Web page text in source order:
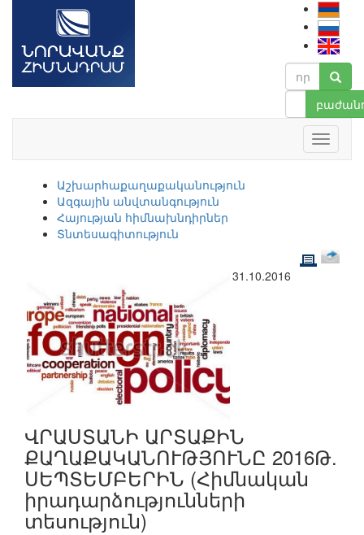
Աշխարհաքաղաքականություն
Ազգային անվտանգություն
Հայության հիմնախնդիրներ
Տնտեսագիտություն
31.10.2016
ՎՐԱՍՏԱՆԻ ԱՐՏԱՔԻՆ
ՔԱՂԱՔԱԿԱՆՈՒԹՅՈՒՆԸ 2016Թ.
ՍԵՊՏԵՄԲԵՐԻՆ (Հիմնական
իրադարձությունների
տեսություն)